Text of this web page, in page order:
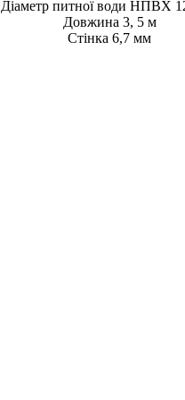
Діаметр питної води НПВХ
Довжина 3, 5 м
Стінка 6,7 мм